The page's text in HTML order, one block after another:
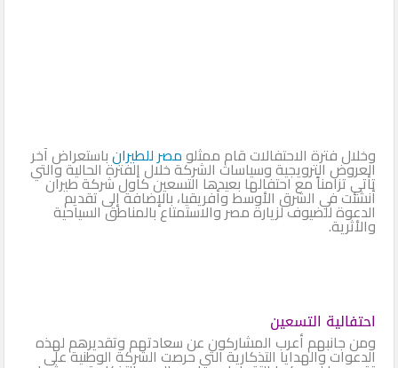
وخلال فترة الاحتفالات قام ممثلومصر للطيرانباستعراض آخر
العروض الترويجية وسياسات الشركة خلال الفترة الحالية والتي
تأتي تزامناً مع احتفالها بعيدها التسعين كأول شركة طيران
أنشئت في الشرق الأوسط وأفريقيا، بالإضافة إلى تقديم
الدعوة للضيوف لزيارة مصر والاستمتاع بالمناطق السياحية
والأثرية.
احتفالية التسعين
ومن جانبهم أعرب المشاركون عن سعادتهم وتقديرهم لهذه
الدعوات والهدايا التذكارية التي حرصت الشركة الوطنية على